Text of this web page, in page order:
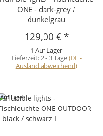
ONE - dark-grey /
dunkelgrau
129,00 € *
1 Auf Lager
Lieferzeit:2 - 3 Tage(DE -
Ausland abweichend)
Auf Lager